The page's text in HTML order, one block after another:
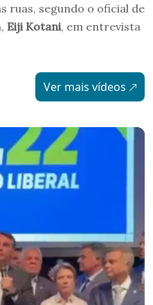
ruas, segundo o oficial de
Eiji Kotani, em entrevista
Ver mais vídeos